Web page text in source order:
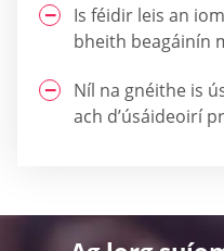
Is féidir leis an
bheith beagáinín
Níl na gnéithe is
ach d’úsáideoirí